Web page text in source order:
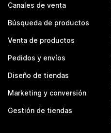
Canales de venta
Búsqueda de productos
Venta de productos
Pedidos y envíos
Diseño de tiendas
Marketing y conversión
Gestión de tiendas